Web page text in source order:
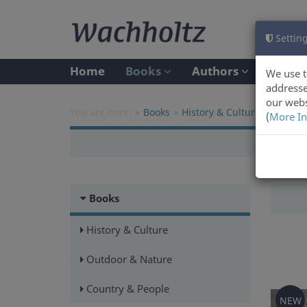
We use
our
(More
Home Books Authors
Books History & Culture
Books
History & Culture
Outdoor & Nature
Country & People
NEW